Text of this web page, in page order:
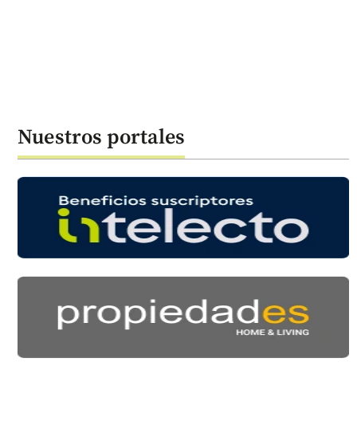
Nuestros portales